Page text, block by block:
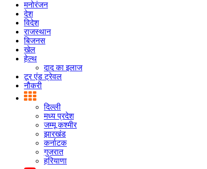
मनोरंजन
देश
विदेश
राजस्थान
बिजनस
खेल
हेल्थ
दाद का इलाज
टूर एंड ट्रेवल
नौकरी
दिल्ली
मध्य प्रदेश
जम्मू कश्मीर
झारखंड
कर्नाटक
गुजरात
हरियाणा